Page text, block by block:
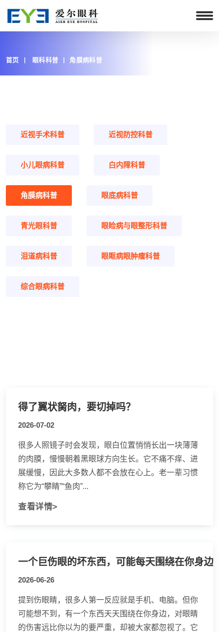
首页 眼科科普 角膜病科普
近视手术科普 近视防控科普
小儿眼病科普 白内障科普
角膜病科普 眼底病科普
青光眼科普 眼睑病与眼整形科普
泪道病科普 眼眶病眼肿瘤科普
综合眼病科普
得了翼状胬肉，要切掉吗？
2026-07-02
很多人照镜子时会发现，眼白位置悄悄长出一块薄薄
的肉膜，慢慢朝着黑眼球方向生长。它不痛不痒、进
展缓慢，因此大多数人都不会放在心上。老一辈习惯
称它为“攀睛”“鱼肉”...
查看详情>
一个巨伤眼的坏东西，可能每天围绕在你身边
2026-06-26
提到伤眼睛，很多人第一反应就是手机、电脑。但你
可能想不到，有一个东西天天围绕在你身边，对眼睛
的伤害远比你以为的要严重，却被大家都忽视了。它